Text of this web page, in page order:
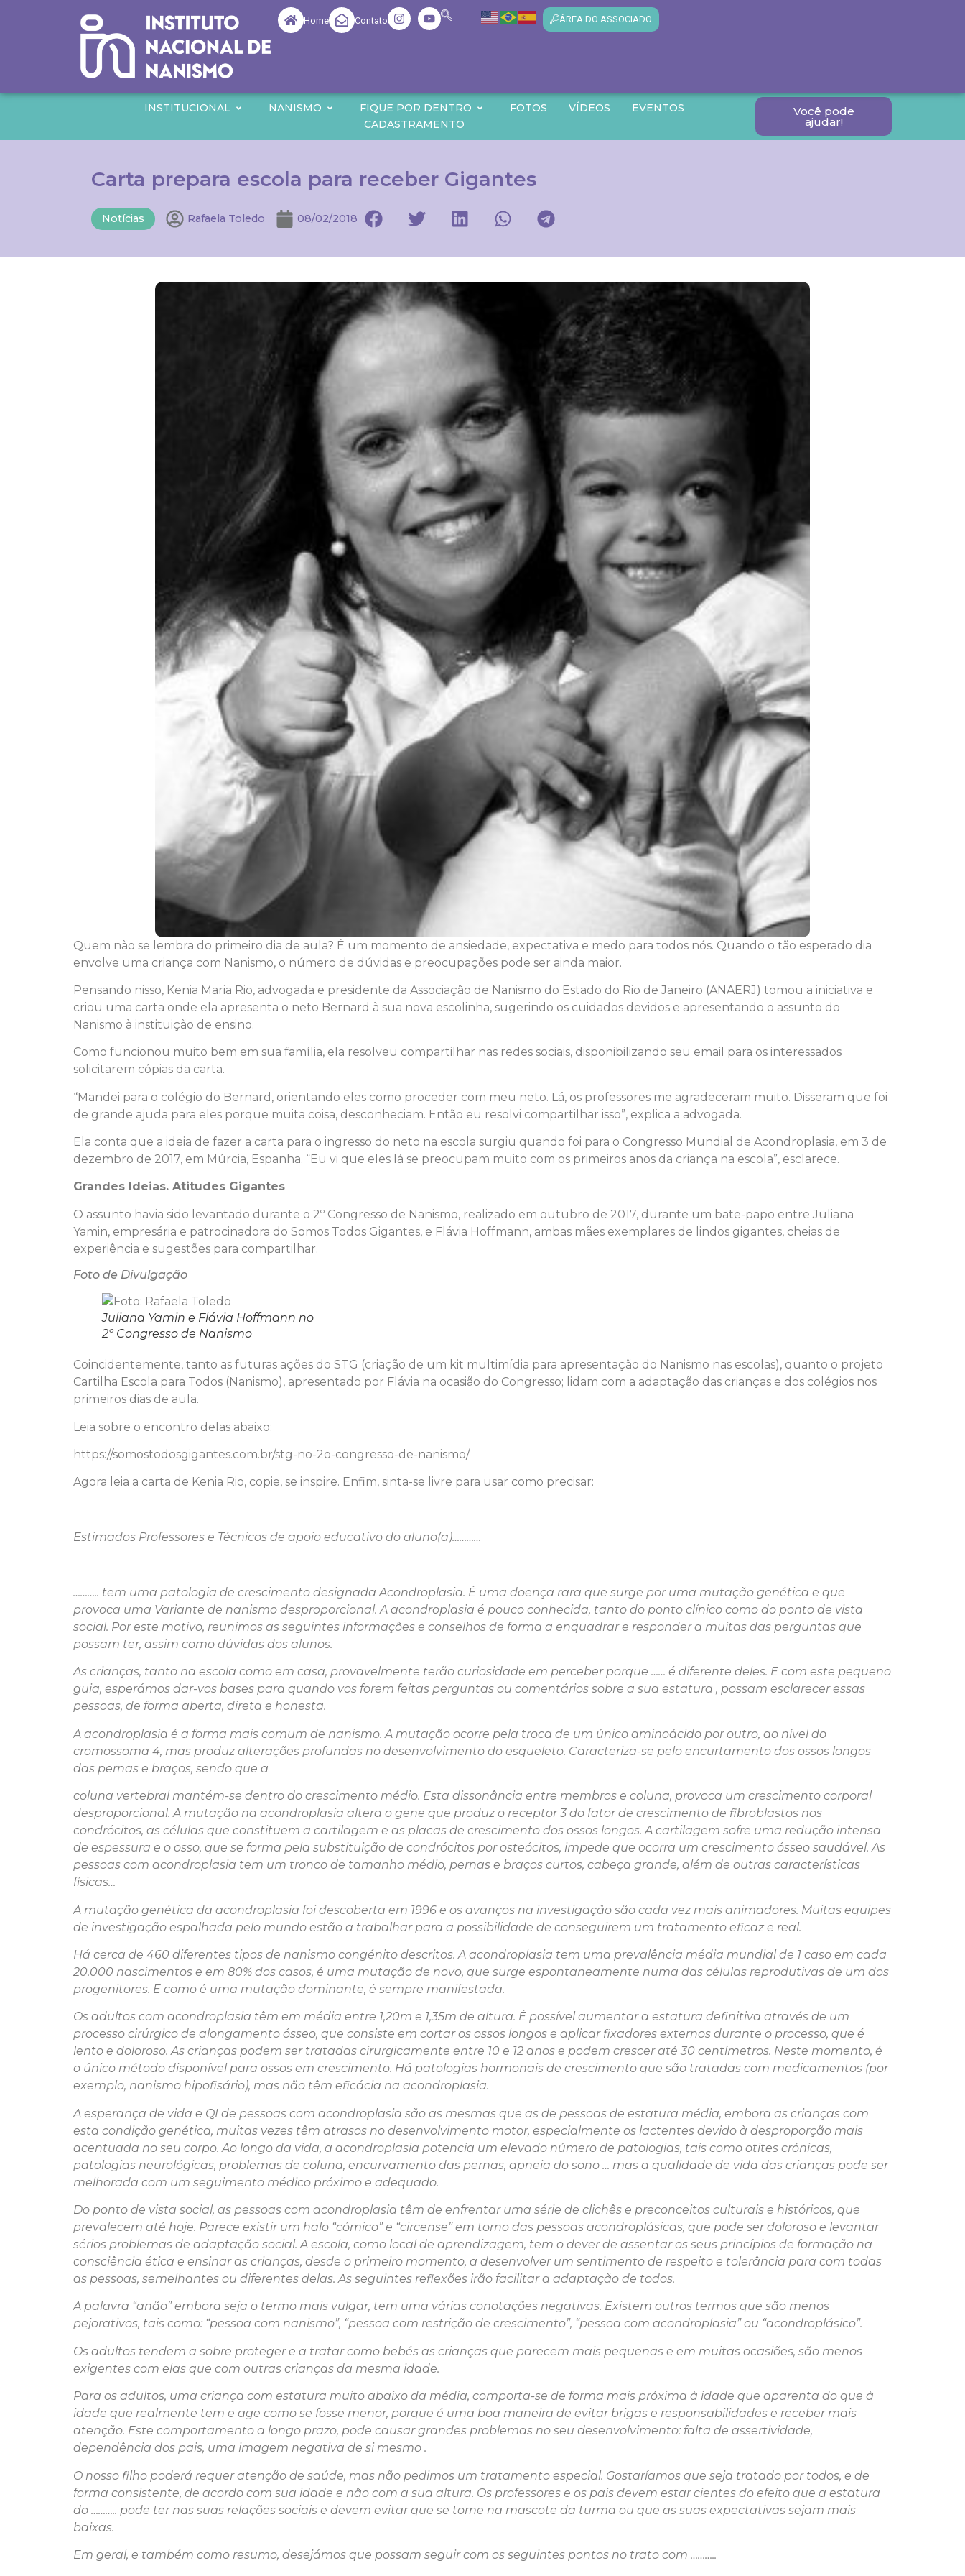
Home Contato ÁREA DO ASSOCIADO
INSTITUCIONAL NANISMO FIQUE POR DENTRO FOTOS VÍDEOS
EVENTOS
CADASTRAMENTO
Você pode
ajudar!
Carta prepara escola para receber Gigantes
Notícias Rafaela Toledo 08/02/2018
Quem não se lembra do primeiro dia de aula? É um momento de ansiedade, expectativa e medo para todos nós. Quando o tão esperado dia
envolve uma criança com Nanismo, o número de dúvidas e preocupações pode ser ainda maior.
Pensando nisso, Kenia Maria Rio, advogada e presidente da Associação de Nanismo do Estado do Rio de Janeiro (ANAERJ) tomou a iniciativa e
criou uma carta onde ela apresenta o neto Bernard à sua nova escolinha, sugerindo os cuidados devidos e apresentando o assunto do
Nanismo à instituição de ensino.
Como funcionou muito bem em sua família, ela resolveu compartilhar nas redes sociais, disponibilizando seu email para os interessados
solicitarem cópias da carta.
“Mandei para o colégio do Bernard, orientando eles como proceder com meu neto. Lá, os professores me agradeceram muito. Disseram que foi
de grande ajuda para eles porque muita coisa, desconheciam. Então eu resolvi compartilhar isso”, explica a advogada.
Ela conta que a ideia de fazer a carta para o ingresso do neto na escola surgiu quando foi para o Congresso Mundial de Acondroplasia, em 3 de
dezembro de 2017, em Múrcia, Espanha. “Eu vi que eles lá se preocupam muito com os primeiros anos da criança na escola”, esclarece.
Grandes Ideias. Atitudes Gigantes
O assunto havia sido levantado durante o 2º Congresso de Nanismo, realizado em outubro de 2017, durante um bate-papo entre Juliana
Yamin, empresária e patrocinadora do Somos Todos Gigantes, e Flávia Hoffmann, ambas mães exemplares de lindos gigantes, cheias de
experiência e sugestões para compartilhar.
Foto de Divulgação
Juliana Yamin e Flávia Hoffmann no
2º Congresso de Nanismo
Coincidentemente, tanto as futuras ações do STG (criação de um kit multimídia para apresentação do Nanismo nas escolas), quanto o projeto
Cartilha Escola para Todos (Nanismo), apresentado por Flávia na ocasião do Congresso; lidam com a adaptação das crianças e dos colégios nos
primeiros dias de aula.
Leia sobre o encontro delas abaixo:
https://somostodosgigantes.com.br/stg-no-2o-congresso-de-nanismo/
Agora leia a carta de Kenia Rio, copie, se inspire. Enfim, sinta-se livre para usar como precisar:
Estimados Professores e Técnicos de apoio educativo do aluno(a)…………
……….. tem uma patologia de crescimento designada Acondroplasia. É uma doença rara que surge por uma mutação genética e que
provoca uma Variante de nanismo desproporcional. A acondroplasia é pouco conhecida, tanto do ponto clínico como do ponto de vista
social. Por este motivo, reunimos as seguintes informações e conselhos de forma a enquadrar e responder a muitas das perguntas que
possam ter, assim como dúvidas dos alunos.
As crianças, tanto na escola como em casa, provavelmente terão curiosidade em perceber porque …… é diferente deles. E com este pequeno
guia, esperámos dar-vos bases para quando vos forem feitas perguntas ou comentários sobre a sua estatura , possam esclarecer essas
pessoas, de forma aberta, direta e honesta.
A acondroplasia é a forma mais comum de nanismo. A mutação ocorre pela troca de um único aminoácido por outro, ao nível do
cromossoma 4, mas produz alterações profundas no desenvolvimento do esqueleto. Caracteriza-se pelo encurtamento dos ossos longos
das pernas e braços, sendo que a
coluna vertebral mantém-se dentro do crescimento médio. Esta dissonância entre membros e coluna, provoca um crescimento corporal
desproporcional. A mutação na acondroplasia altera o gene que produz o receptor 3 do fator de crescimento de fibroblastos nos
condrócitos, as células que constituem a cartilagem e as placas de crescimento dos ossos longos. A cartilagem sofre uma redução intensa
de espessura e o osso, que se forma pela substituição de condrócitos por osteócitos, impede que ocorra um crescimento ósseo saudável. As
pessoas com acondroplasia tem um tronco de tamanho médio, pernas e braços curtos, cabeça grande, além de outras características
físicas…
A mutação genética da acondroplasia foi descoberta em 1996 e os avanços na investigação são cada vez mais animadores. Muitas equipes
de investigação espalhada pelo mundo estão a trabalhar para a possibilidade de conseguirem um tratamento eficaz e real.
Há cerca de 460 diferentes tipos de nanismo congénito descritos. A acondroplasia tem uma prevalência média mundial de 1 caso em cada
20.000 nascimentos e em 80% dos casos, é uma mutação de novo, que surge espontaneamente numa das células reprodutivas de um dos
progenitores. E como é uma mutação dominante, é sempre manifestada.
Os adultos com acondroplasia têm em média entre 1,20m e 1,35m de altura. É possível aumentar a estatura definitiva através de um
processo cirúrgico de alongamento ósseo, que consiste em cortar os ossos longos e aplicar fixadores externos durante o processo, que é
lento e doloroso. As crianças podem ser tratadas cirurgicamente entre 10 e 12 anos e podem crescer até 30 centímetros. Neste momento, é
o único método disponível para ossos em crescimento. Há patologias hormonais de crescimento que são tratadas com medicamentos (por
exemplo, nanismo hipofisário), mas não têm eficácia na acondroplasia.
A esperança de vida e QI de pessoas com acondroplasia são as mesmas que as de pessoas de estatura média, embora as crianças com
esta condição genética, muitas vezes têm atrasos no desenvolvimento motor, especialmente os lactentes devido à desproporção mais
acentuada no seu corpo. Ao longo da vida, a acondroplasia potencia um elevado número de patologias, tais como otites crónicas,
patologias neurológicas, problemas de coluna, encurvamento das pernas, apneia do sono … mas a qualidade de vida das crianças pode ser
melhorada com um seguimento médico próximo e adequado.
Do ponto de vista social, as pessoas com acondroplasia têm de enfrentar uma série de clichês e preconceitos culturais e históricos, que
prevalecem até hoje. Parece existir um halo “cómico” e “circense” em torno das pessoas acondroplásicas, que pode ser doloroso e levantar
sérios problemas de adaptação social. A escola, como local de aprendizagem, tem o dever de assentar os seus princípios de formação na
consciência ética e ensinar as crianças, desde o primeiro momento, a desenvolver um sentimento de respeito e tolerância para com todas
as pessoas, semelhantes ou diferentes delas. As seguintes reflexões irão facilitar a adaptação de todos.
A palavra “anão” embora seja o termo mais vulgar, tem uma várias conotações negativas. Existem outros termos que são menos
pejorativos, tais como: “pessoa com nanismo”, “pessoa com restrição de crescimento”, “pessoa com acondroplasia” ou “acondroplásico”.
Os adultos tendem a sobre proteger e a tratar como bebés as crianças que parecem mais pequenas e em muitas ocasiões, são menos
exigentes com elas que com outras crianças da mesma idade.
Para os adultos, uma criança com estatura muito abaixo da média, comporta-se de forma mais próxima à idade que aparenta do que à
idade que realmente tem e age como se fosse menor, porque é uma boa maneira de evitar brigas e responsabilidades e receber mais
atenção. Este comportamento a longo prazo, pode causar grandes problemas no seu desenvolvimento: falta de assertividade,
dependência dos pais, uma imagem negativa de si mesmo .
O nosso filho poderá requer atenção de saúde, mas não pedimos um tratamento especial. Gostaríamos que seja tratado por todos, e de
forma consistente, de acordo com sua idade e não com a sua altura. Os professores e os pais devem estar cientes do efeito que a estatura
do ……….. pode ter nas suas relações sociais e devem evitar que se torne na mascote da turma ou que as suas expectativas sejam mais
baixas.
Em geral, e também como resumo, desejámos que possam seguir com os seguintes pontos no trato com ………..